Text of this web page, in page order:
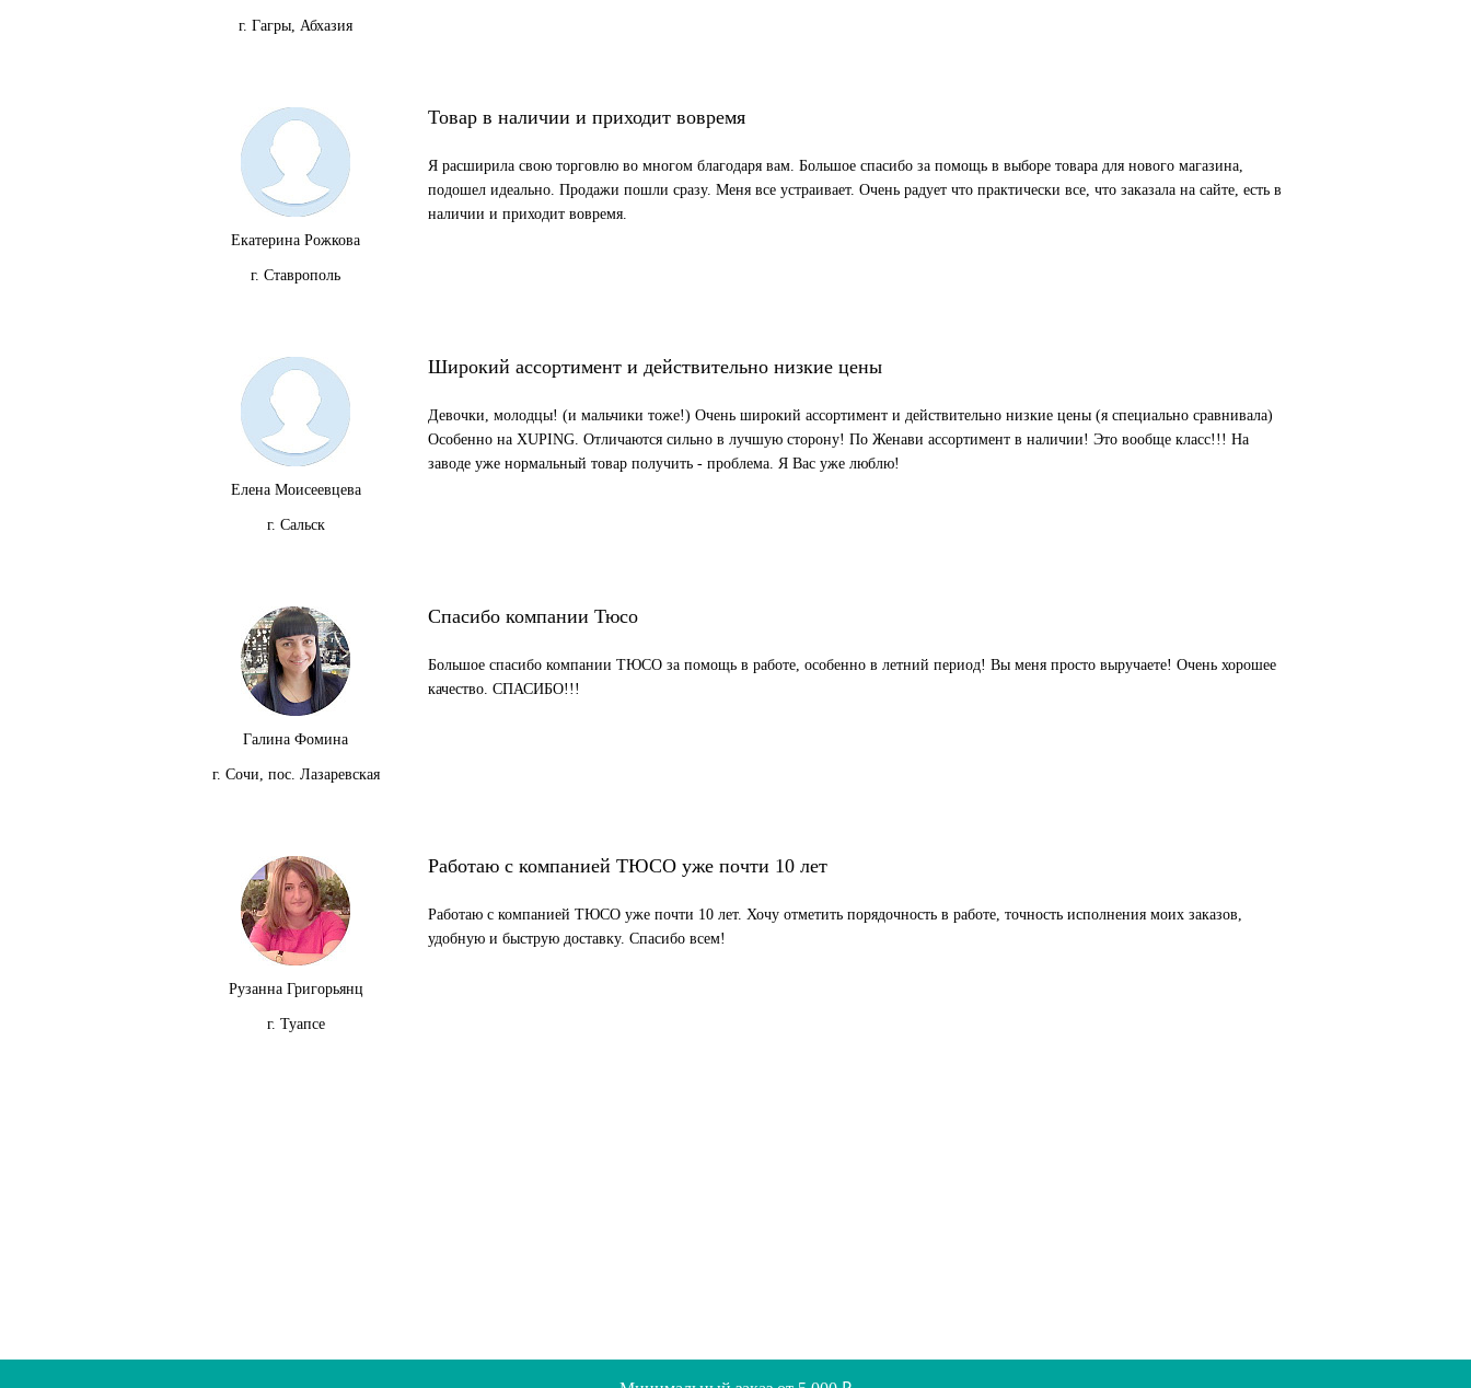
г. Гагры, Абхазия
Екатерина Рожкова
г. Ставрополь
Товар в наличии и приходит вовремя
Я расширила свою торговлю во многом благодаря вам. Большое спасибо за помощь в выборе товара для нового магазина,
подошел идеально. Продажи пошли сразу. Меня все устраивает. Очень радует что практически все, что заказала на сайте, есть в
наличии и приходит вовремя.
Елена Моисеевцева
г. Сальск
Широкий ассортимент и действительно низкие цены
Девочки, молодцы! (и мальчики тоже!) Очень широкий ассортимент и действительно низкие цены (я специально сравнивала)
Особенно на XUPING. Отличаются сильно в лучшую сторону! По Женави ассортимент в наличии! Это вообще класс!!! На
заводе уже нормальный товар получить - проблема. Я Вас уже люблю!
Галина Фомина
г. Сочи, пос. Лазаревская
Спасибо компании Тюсо
Большое спасибо компании ТЮСО за помощь в работе, особенно в летний период! Вы меня просто выручаете! Очень хорошее
качество. СПАСИБО!!!
Рузанна Григорьянц
г. Туапсе
Работаю с компанией ТЮСО уже почти 10 лет
Работаю с компанией ТЮСО уже почти 10 лет. Хочу отметить порядочность в работе, точность исполнения моих заказов,
удобную и быструю доставку. Спасибо всем!